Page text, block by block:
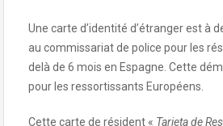
Une carte d’identité d’étranger est à
au commissariat de police pour les
delà de 6 mois en Espagne. Cette
pour les ressortissants Européens.
Cette carte de résident « Tarjeta de